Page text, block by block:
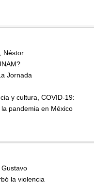
Néstor
Jornada
y cultura, COVID-19:
pandemia en México
Gustavo
la violencia